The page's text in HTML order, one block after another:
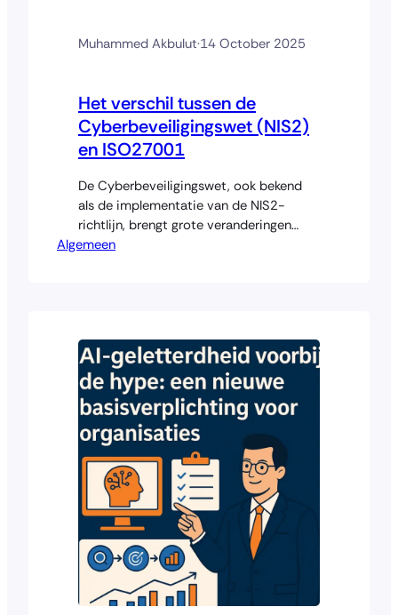
Muhammed Akbulut·14 October 2025
Het verschil tussen de
Cyberbeveiligingswet (NIS2)
en ISO27001
De Cyberbeveiligingswet, ook bekend
als de implementatie van de NIS2-
richtlijn, brengt grote veranderingen
voor organisaties in Nederland. Veel
een wet is en de ander een norm, sluiten
ze nauw…
Algemeen